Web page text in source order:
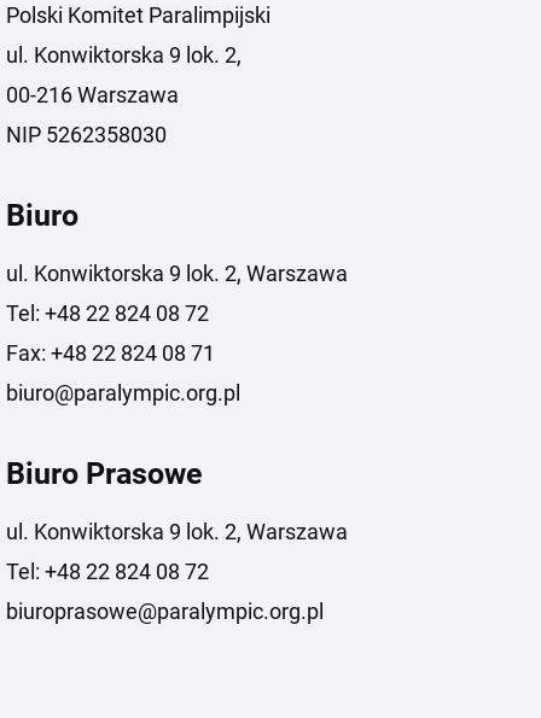
Polski Komitet Paralimpijski
ul. Konwiktorska 9 lok. 2,
00-216 Warszawa
NIP 5262358030
Biuro
ul. Konwiktorska 9 lok. 2, Warszawa
Tel: +48 22 824 08 72
Fax: +48 22 824 08 71
biuro@paralympic.org.pl
Biuro Prasowe
ul. Konwiktorska 9 lok. 2, Warszawa
Tel: +48 22 824 08 72
biuroprasowe@paralympic.org.pl